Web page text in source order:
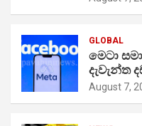
GLOBAL
මෙටා
දැවැන්ත
August 7,